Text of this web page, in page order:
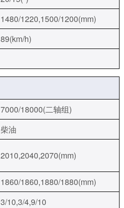
1480/1220,1500/1200(mm)
89(km/h)
7000/18000(二轴组)
柴油
2010,2040,2070(mm)
1860/1860,1880/1880(mm)
3/10,3/4,9/10